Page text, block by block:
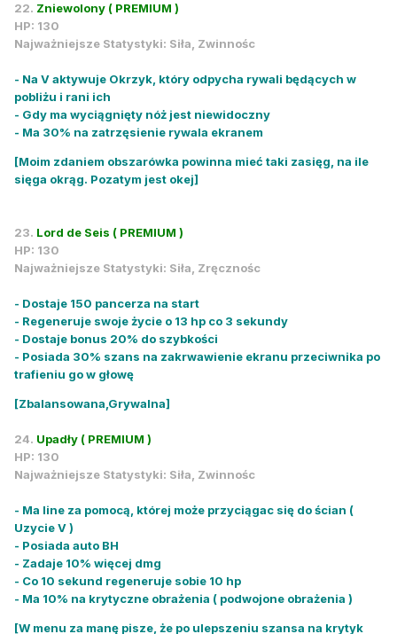
22. Zniewolony ( PREMIUM )
HP: 130
Najważniejsze Statystyki: Siła, Zwinnośc
- Na V aktywuje Okrzyk, który odpycha rywali będących w
pobliżu i rani ich
- Gdy ma wyciągnięty nóż jest niewidoczny
- Ma 30% na zatrzęsienie rywala ekranem
[Moim zdaniem obszarówka powinna mieć taki zasięg, na ile
sięga okrąg. Pozatym jest okej]
23. Lord de Seis ( PREMIUM )
HP: 130
Najważniejsze Statystyki: Siła, Zręcznośc
- Dostaje 150 pancerza na start
- Regeneruje swoje życie o 13 hp co 3 sekundy
- Dostaje bonus 20% do szybkości
- Posiada 30% szans na zakrwawienie ekranu przeciwnika po
trafieniu go w głowę
[Zbalansowana,Grywalna]
24. Upadły ( PREMIUM )
HP: 130
Najważniejsze Statystyki: Siła, Zwinnośc
- Ma line za pomocą, której może przyciągac się do ścian (
Uzycie V )
- Posiada auto BH
- Zadaje 10% więcej dmg
- Co 10 sekund regeneruje sobie 10 hp
- Ma 10% na krytyczne obrażenia ( podwojone obrażenia )
[W menu za manę pisze, że po ulepszeniu szansa na krytyk